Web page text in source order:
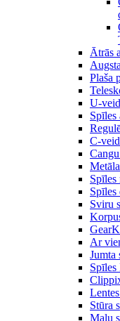
Ātrās
Plaša
U-
Spīles
C-
Spīles
Spīles
Sviru
Ar
Jumta
Stūra
Malu